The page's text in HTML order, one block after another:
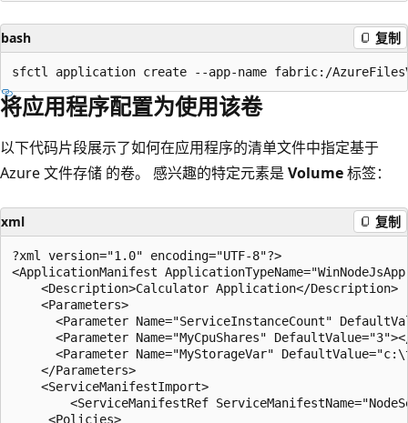
bash 复制
将应用程序配置为使用该卷
以下代码片段展示了如何在应用程序的清单文件中指定基于
Azure 文件存储 的卷。 感兴趣的特定元素是 Volume标签：
xml 复制
?xml version="1.0" encoding="UTF-8"?>
<ApplicationManifest
    <Description>Calculator Application</Description>
    <Parameters>
<Parameter Name="ServiceInstanceCount"
<Parameter Name="MyCpuShares"
<Parameter Name="MyStorageVar"
    </Parameters>
    <ServiceManifestImport>
<ServiceManifestRef
     <Policies>